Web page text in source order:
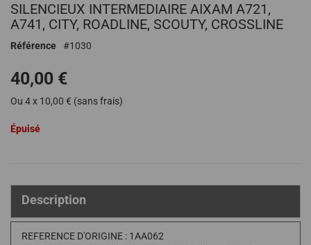
au
début
la
d’images
SILENCIEUX INTERMEDIAIRE AIXAM A721,
A741, CITY, ROADLINE, SCOUTY, CROSSLINE
Référence 1030
40,00 €
Ou 4 x 10,00 € (sans frais)
Épuisé
Description
REFERENCE D'ORIGINE : 1AA062